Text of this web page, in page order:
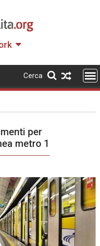
Cerca
per
metro 1